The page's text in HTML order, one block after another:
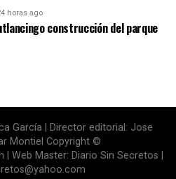
horas ago
construcción del parque
García | Director editorial: Jose
Montiel Copyright ©
Web Master: Diario Sin Secretos |